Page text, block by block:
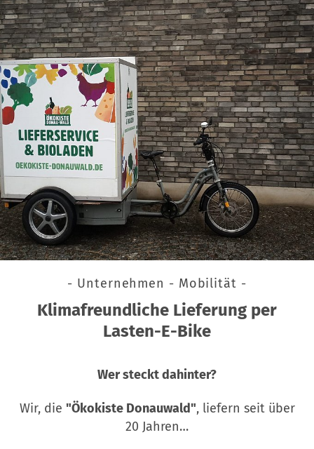
- Unternehmen - Mobilität -
Klimafreundliche Lieferung per
Lasten-E-Bike
Wer steckt dahinter?
Wir, die "Ökokiste Donauwald", liefern seit über
20 Jahren…